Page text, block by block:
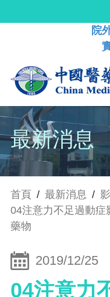
院
最新消息
首頁 / 最新消息 /
04注意力不足過動症
藥物
2019/12/25
04注意力